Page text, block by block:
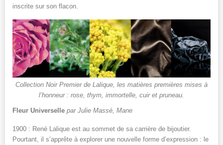
inscrite sur son flacon.
Collection Noir Premier de Lalique, les matières premières mises à
l’honneur : rose, thym, immortelle, cuir et pruneau.
Fleur Universelle par Julie Massé, Mane
1900 : René Lalique est au sommet de sa carrière de bijoutier.
Pourtant, il s’apprête à explorer une nouvelle forme d’expression : le